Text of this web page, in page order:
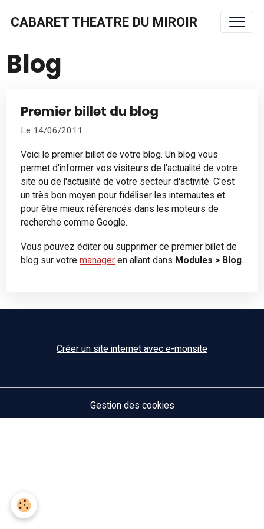
CABARET THEATRE DU MIROIR
Blog
Premier billet du blog
Le 14/06/2011
Voici le premier billet de votre blog. Un blog vous
permet d'informer vos visiteurs de l'actualité de votre
site ou de l'actualité de votre secteur d'activité. C'est
un très bon moyen pour fidéliser les internautes et
pour être mieux référencés dans les moteurs de
recherche comme Google.
Vous pouvez éditer ou supprimer ce premier billet de
blog sur votre manager en allant dans Modules > Blog.
Créer un site internet avec e-monsite
Gestion des cookies